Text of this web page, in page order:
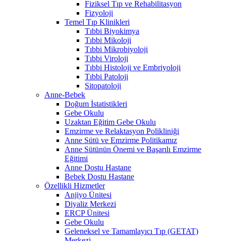
Fiziksel Tıp ve Rehabilitasyon
Fizyoloji
Temel Tıp Klinikleri
Tıbbi Biyokimya
Tıbbi Mikoloji
Tıbbi Mikrobiyoloji
Tıbbi Viroloji
Tıbbi Histoloji ve Embriyoloji
Tıbbi Patoloji
Sitopatoloji
Anne-Bebek
Doğum İstatistikleri
Gebe Okulu
Uzaktan Eğitim Gebe Okulu
Emzirme ve Relaktasyon Polikliniği
Anne Sütü ve Emzirme Politikamız
Anne Sütünün Önemi ve Başarılı Emzirme
Eğitimi
Anne Dostu Hastane
Bebek Dostu Hastane
Özellikli Hizmetler
Anjiyo Ünitesi
Diyaliz Merkezi
ERCP Ünitesi
Gebe Okulu
Geleneksel ve Tamamlayıcı Tıp (GETAT)